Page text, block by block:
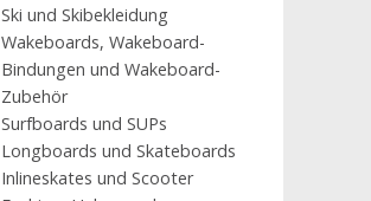
Ski und Skibekleidung
Wakeboards, Wakeboard-
Bindungen und Wakeboard-
Zubehör
Surfboards und SUPs
Longboards und Skateboards
Inlineskates und Scooter